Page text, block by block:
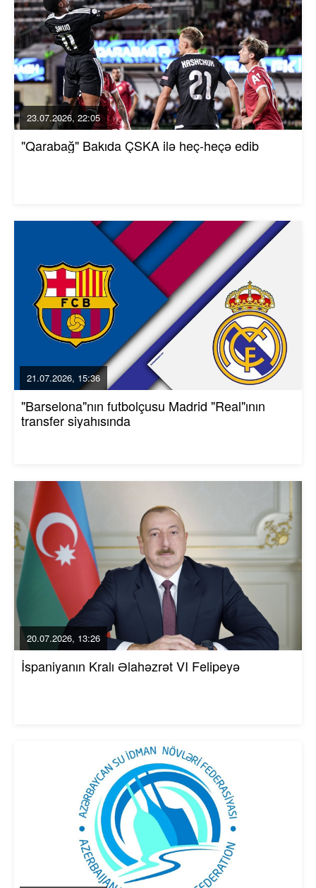
23.07.2026, 22:05
"Qarabağ" Bakıda ÇSKA ilə heç-heçə edib
21.07.2026, 15:36
"Barselona"nın futbolçusu Madrid "Real"ının
transfer siyahısında
20.07.2026, 13:26
İspaniyanın Kralı Əlahəzrət VI Felipeyə